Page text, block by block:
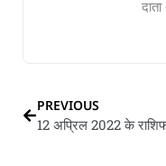
PREVIOUS
12 अप्रिल 2022 के